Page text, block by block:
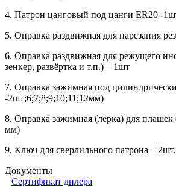
4.​ Патрон цанговый под цанги ER20 -
5.​ Оправка раздвижная для нарезания
6.​ Оправка раздвижная для режущего
зенкер, развёртка и т.п.) – 1шт
7.​ Оправка зажимная под
-2шт;6;7;8;9;10;11;12мм)
8.​ Оправка зажимная (лерка) для
мм)
9.​ Ключ для сверлильного патрона – 2шт.
Документы
Сертификат дилера